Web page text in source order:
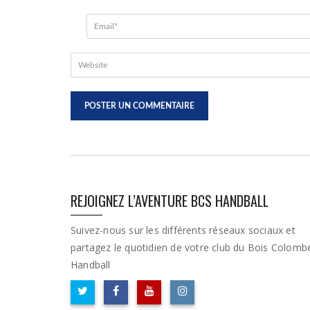
REJOIGNEZ L’AVENTURE BCS HANDBALL
Suivez-nous sur les différents réseaux sociaux et
partagez le quotidien de votre club du Bois
Handball